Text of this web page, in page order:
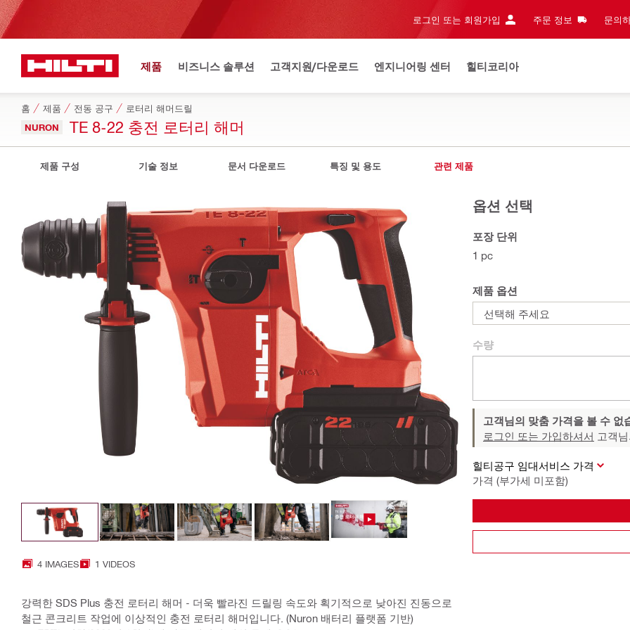
로그인 또는 회원가입 주문 정보 문의
제품 비즈니스 솔루션 고객지원/다운로드 엔지니어링 센터 힐티코리아
홈 제품 전동 공구 로터리 해머드릴
NURON TE 8-22 충전 로터리 해머
제품 구성 기술 정보 문서 다운로드 특징 및 용도 관련 제품
4 IMAGES 1 VIDEOS
강력한 SDS Plus 충전 로터리 해머 - 더욱 빨라진 드릴링 속도와 획기적으로 낮아진 진동으로
철근 콘크리트 작업에 이상적인 충전 로터리 해머입니다. (Nuron 배터리 플랫폼 기반)
옵션 선택
포장 단위
1 pc
제품 옵션
선택해 주세요
수량
고객님의 맞춤 가격을 볼 수 없
로그인 또는 가입하셔서 고객
힐티공구 임대서비스 가격
가격 (부가세 미포함)